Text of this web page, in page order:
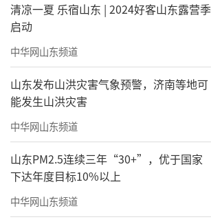
清凉一夏 乐宿山东 | 2024好客山东露营季
启动
中华网山东频道
山东发布山洪灾害气象预警，济南等地可
能发生山洪灾害
中华网山东频道
山东PM2.5连续三年“30+”，优于国家
下达年度目标10%以上
中华网山东频道